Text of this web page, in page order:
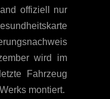
offiziell nur
wird im
Fahrzeug
montiert.